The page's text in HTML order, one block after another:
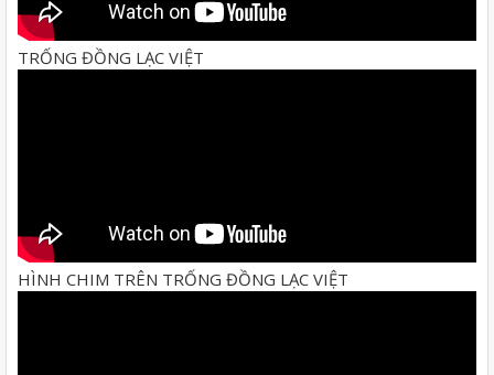
TRỐNG ĐỒNG LẠC VIỆT
HÌNH CHIM TRÊN TRỐNG ĐỒNG LẠC VIỆT